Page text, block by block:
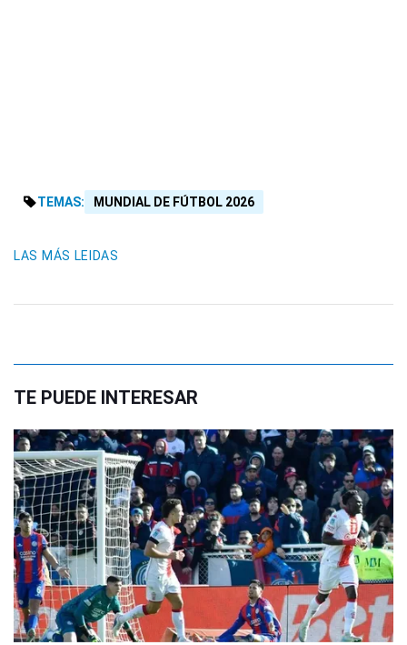
TEMAS: MUNDIAL DE FÚTBOL 2026
LAS MÁS LEIDAS
TE PUEDE INTERESAR